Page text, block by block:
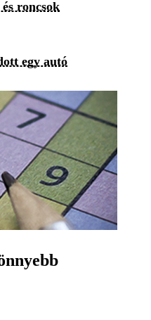
roncsok
egy autó